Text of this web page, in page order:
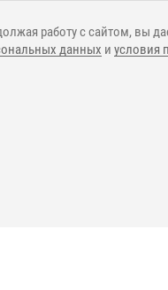
работу с сайтом, вы
данных иусловия